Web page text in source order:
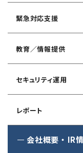
CSIRT構築／運
インシデント初
Shift Left コンサ
ネットワーク脆
IoTセキュリティ診
クラウドセキュ
アタックサーフェ
デイリー自動脆
WEBサイトコン
緊急対応支援
デジタルフォレン
緊急対応サービ
教育／情報提供
セキュリスト（
EC-Council
（セキュリティエ
セキュリティ運用
マネージドセキ
Managed
レポート
SQAT セキュリテ
会社概要 ・ IR